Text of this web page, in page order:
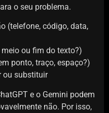
o seu problema.
(telefone, código, data,
ou fim do texto?)
ponto, traço, espaço?)
ou substituir
e o Gemini podem
não. Por isso,